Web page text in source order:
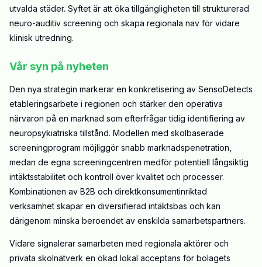
utvalda städer. Syftet är att öka tillgängligheten till strukturerad
neuro-auditiv screening och skapa regionala nav för vidare
klinisk utredning.
Vår syn på nyheten
Den nya strategin markerar en konkretisering av SensoDetects
etableringsarbete i regionen och stärker den operativa
närvaron på en marknad som efterfrågar tidig identifiering av
neuropsykiatriska tillstånd. Modellen med skolbaserade
screeningprogram möjliggör snabb marknadspenetration,
medan de egna screeningcentren medför potentiell långsiktig
intäktsstabilitet och kontroll över kvalitet och processer.
Kombinationen av B2B och direktkonsumentinriktad
verksamhet skapar en diversifierad intäktsbas och kan
därigenom minska beroendet av enskilda samarbetspartners.
Vidare signalerar samarbeten med regionala aktörer och
privata skolnätverk en ökad lokal acceptans för bolagets